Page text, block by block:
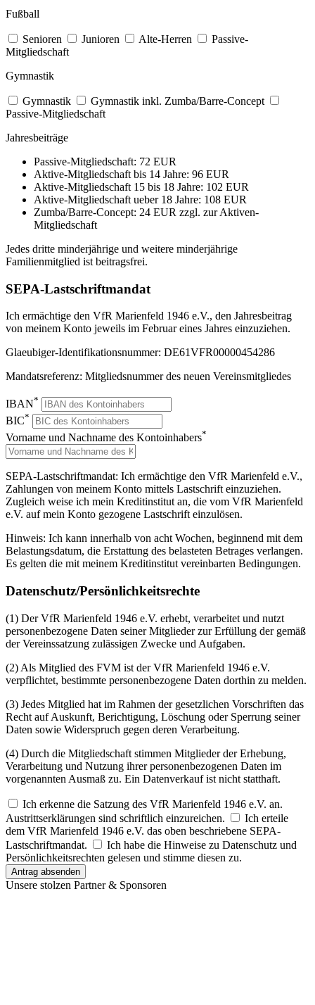
Fußball
Senioren Junioren Alte-Herren
Passive-
Mitgliedschaft
Gymnastik
Gymnastik
Gymnastik inkl. Zumba/Barre-Concept
Passive-Mitgliedschaft
Jahresbeiträge
Passive-Mitgliedschaft: 72 EUR
Aktive-Mitgliedschaft bis 14 Jahre: 96 EUR
Aktive-Mitgliedschaft 15 bis 18 Jahre: 102 EUR
Aktive-Mitgliedschaft ueber 18 Jahre: 108 EUR
Zumba/Barre-Concept: 24 EUR zzgl. zur Aktiven-
Mitgliedschaft
Jedes dritte minderjährige und weitere minderjährige
Familienmitglied ist beitragsfrei.
SEPA-Lastschriftmandat
Ich ermächtige den VfR Marienfeld 1946 e.V., den Jahresbeitrag
von meinem Konto jeweils im Februar eines Jahres einzuziehen.
Glaeubiger-Identifikationsnummer: DE61VFR00000454286
Mandatsreferenz: Mitgliedsnummer des neuen Vereinsmitgliedes
IBAN*
BIC*
Vorname und Nachname des Kontoinhabers*
SEPA-Lastschriftmandat: Ich ermächtige den VfR Marienfeld e.V.,
Zahlungen von meinem Konto mittels Lastschrift einzuziehen.
Zugleich weise ich mein Kreditinstitut an, die vom VfR Marienfeld
e.V. auf mein Konto gezogene Lastschrift einzulösen.
Hinweis: Ich kann innerhalb von acht Wochen, beginnend mit dem
Belastungsdatum, die Erstattung des belasteten Betrages verlangen.
Es gelten die mit meinem Kreditinstitut vereinbarten Bedingungen.
Datenschutz/Persönlichkeitsrechte
(1) Der VfR Marienfeld 1946 e.V. erhebt, verarbeitet und nutzt
personenbezogene Daten seiner Mitglieder zur Erfüllung der gemäß
der Vereinssatzung zulässigen Zwecke und Aufgaben.
(2) Als Mitglied des FVM ist der VfR Marienfeld 1946 e.V.
verpflichtet, bestimmte personenbezogene Daten dorthin zu melden.
(3) Jedes Mitglied hat im Rahmen der gesetzlichen Vorschriften das
Recht auf Auskunft, Berichtigung, Löschung oder Sperrung seiner
Daten sowie Widerspruch gegen deren Verarbeitung.
(4) Durch die Mitgliedschaft stimmen Mitglieder der Erhebung,
Verarbeitung und Nutzung ihrer personenbezogenen Daten im
vorgenannten Ausmaß zu. Ein Datenverkauf ist nicht statthaft.
Ich erkenne die Satzung des VfR Marienfeld 1946 e.V. an.
Austrittserklärungen sind schriftlich einzureichen.
Ich erteile
dem VfR Marienfeld 1946 e.V. das oben beschriebene SEPA-
Lastschriftmandat.
Ich habe die Hinweise zu Datenschutz und
Persönlichkeitsrechten gelesen und stimme diesen zu.
Antrag absenden
Unsere stolzen Partner & Sponsoren